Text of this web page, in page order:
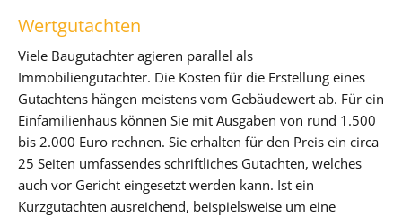
Wertgutachten
Viele Baugutachter agieren parallel als
Immobiliengutachter. Die Kosten für die Erstellung eines
Gutachtens hängen meistens vom Gebäudewert ab. Für ein
Einfamilienhaus können Sie mit Ausgaben von rund 1.500
bis 2.000 Euro rechnen. Sie erhalten für den Preis ein circa
25 Seiten umfassendes schriftliches Gutachten, welches
auch vor Gericht eingesetzt werden kann. Ist ein
Kurzgutachten ausreichend, beispielsweise um eine